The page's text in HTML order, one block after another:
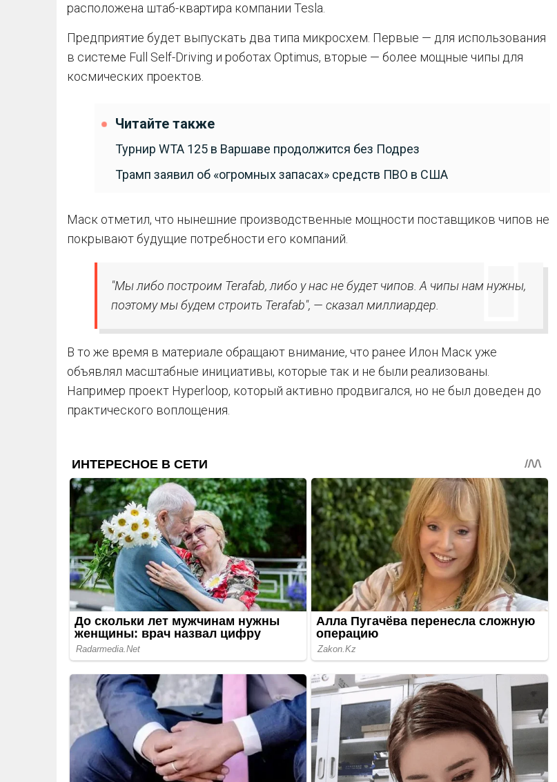
расположена штаб-квартира компании Tesla.
Предприятие будет выпускать два типа микросхем. Первые — для использования
в системе Full Self-Driving и роботах Optimus, вторые — более мощные чипы для
космических проектов.
Читайте также
Турнир WTA 125 в Варшаве продолжится без Подрез
Трамп заявил об «огромных запасах» средств ПВО в США
Маск отметил, что нынешние производственные мощности поставщиков чипов не
покрывают будущие потребности его компаний.
"Мы либо построим Terafab, либо у нас не будет чипов. А чипы нам нужны,
поэтому мы будем строить Terafab", — сказал миллиардер.
В то же время в материале обращают внимание, что ранее Илон Маск уже
объявлял масштабные инициативы, которые так и не были реализованы.
Например проект Hyperloop, который активно продвигался, но не был доведен до
практического воплощения.